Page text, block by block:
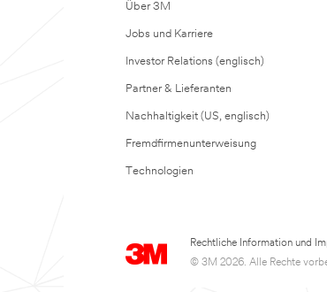
Über 3M
Jobs und Karriere
Investor Relations (englisch)
Partner & Lieferanten
Nachhaltigkeit (US, englisch)
Fremdfirmenunterweisung
Technologien
Rechtliche Information und
© 3M 2026. Alle Rechte